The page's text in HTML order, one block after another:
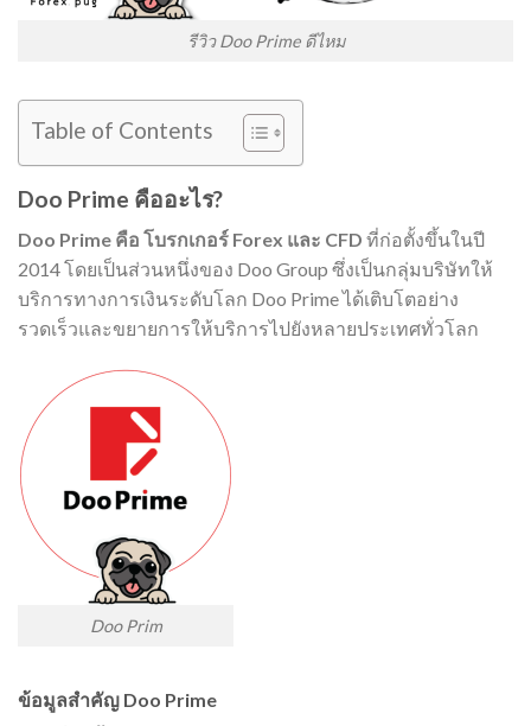
รีวิว Doo Prime ดีไหม
Table of Contents
Doo Prime คืออะไร?
Doo Prime คือ โบรกเกอร์ Forex และ CFD ที่ก่อตั้งขึ้นในปี
2014 โดยเป็นส่วนหนึ่งของ Doo Group ซึ่งเป็นกลุ่มบริษัทให้
บริการทางการเงินระดับโลก Doo Prime ได้เติบโตอย่าง
รวดเร็วและขยายการให้บริการไปยังหลายประเทศทั่วโลก
Doo Prim
ข้อมูลสำคัญ Doo Prime